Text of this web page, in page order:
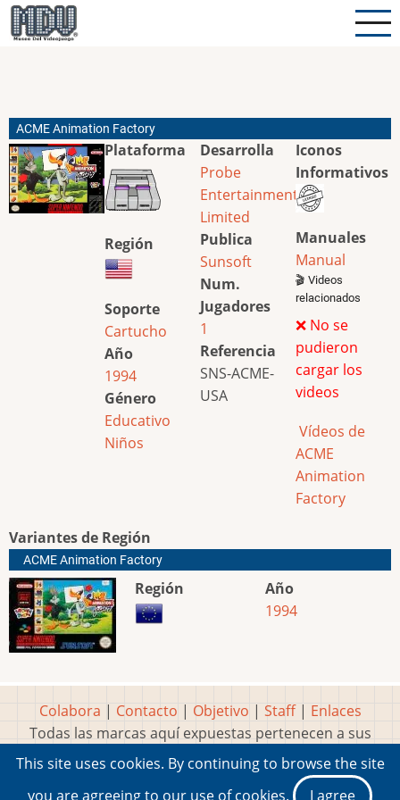
Pasar
al
ACME Animation Factory
Plataforma
Región
Soporte
Cartucho
Año
1994
Género
Educativo
Niños
Desarrolla
Probe
Entertainment
Limited
Publica
Sunsoft
Num.
Jugadores
1
Referencia
SNS-ACME-
USA
Iconos
Informativos
Manuales
Manual
🎬 Videos
relacionados
❌ No se
pudieron
cargar los
videos
Vídeos de
ACME
Animation
Factory
Variantes de Región
ACME Animation Factory
Región
Año
1994
Colabora | Contacto | Objetivo | Staff| Enlaces
Todas las marcas aquí expuestas pertenecen a sus
respectivos y legítimos dueños
Idea, página, contenidos y diseños creados porMarty
This site uses cookies. By continuing to browse the site
you are agreeing to our use of cookies.
I agree